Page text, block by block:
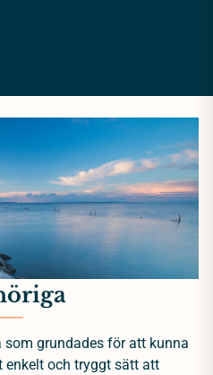
som grundades för att kunna
enkelt och tryggt sätt att